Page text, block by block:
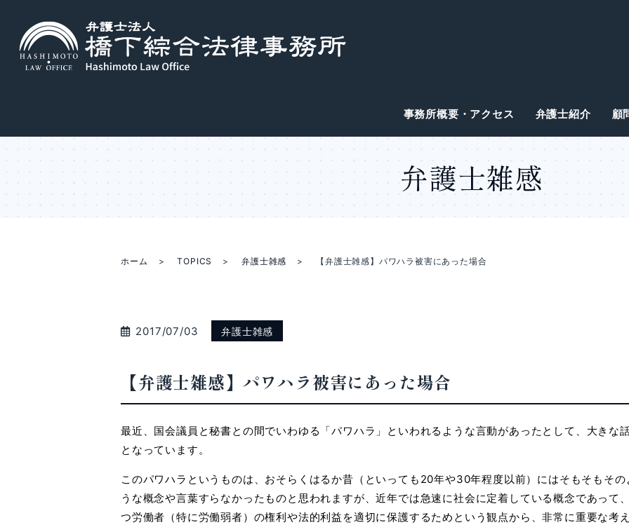
事務所概要・アクセス 弁護士紹介 顧
弁護士雑感
ホーム TOPICS 弁護士雑感 【弁護士雑感】パワハラ被害にあった場合
2017/07/03 弁護士雑感
【弁護士雑感】パワハラ被害にあった場合
最近、国会議員と秘書との間でいわゆる「パワハラ」といわれるような言動があった として、 大きな
となっています。
このパワハラというものは、おそらくはるか昔（といっても20年や30年程度以前）にはそもそも その
うな概念や言葉すらなかったものと思われますが、近年では急速に社会に定着して いる概念であって
つ労働者（特に労働弱者）の権利や法的利益を適切に保護するためとい う観点から、非常に重要な考